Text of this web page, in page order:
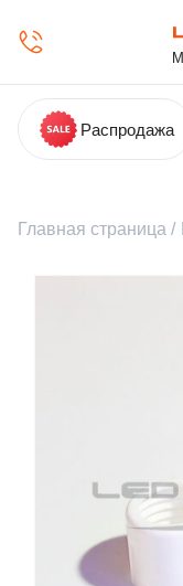
Распродажа
Главная страница /